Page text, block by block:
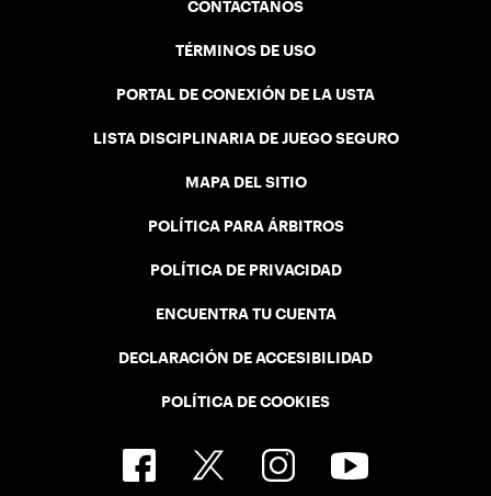
CONTÁCTANOS
TÉRMINOS DE USO
PORTAL DE CONEXIÓN DE LA USTA
LISTA DISCIPLINARIA DE JUEGO SEGURO
MAPA DEL SITIO
POLÍTICA PARA ÁRBITROS
POLÍTICA DE PRIVACIDAD
ENCUENTRA TU CUENTA
DECLARACIÓN DE ACCESIBILIDAD
POLÍTICA DE COOKIES